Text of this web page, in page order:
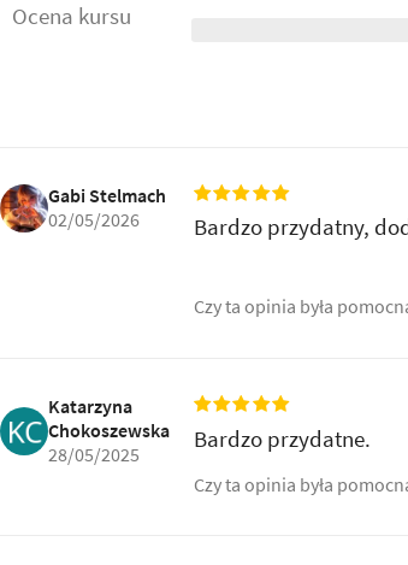
Ocena kursu
Gabi Stelmach
02/05/2026
Bardzo przydatny,
Czy ta opinia była
Katarzyna
Chokoszewska
28/05/2025
Bardzo przydatne.
Czy ta opinia była